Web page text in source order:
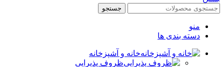
جستجو
منو
دسته بندی ها
خانه و آشپزخانه
ظروف پذیرایی